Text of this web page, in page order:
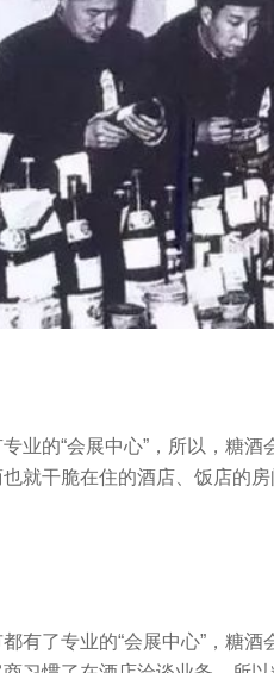
业的“会展中心”，所以，糖
就干脆在住的酒店、饭店的
有了专业的“会展中心”，糖酒